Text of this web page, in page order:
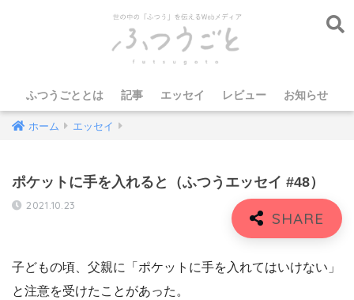
ふつうごととは 記事 エッセイ レビュー お知らせ
ホーム エッセイ
ポケットに手を入れると（ふつうエッセイ #48）
2021.10.23
子どもの頃、父親に「ポケットに手を入れてはいけない」
と注意を受けたことがあった。